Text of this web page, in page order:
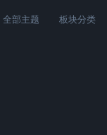
全部主题 板块分类